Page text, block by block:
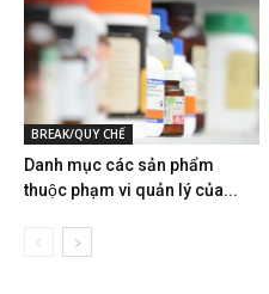
BREAK/QUY CHẾ
Danh mục các sản phẩm
thuộc phạm vi quản lý của...